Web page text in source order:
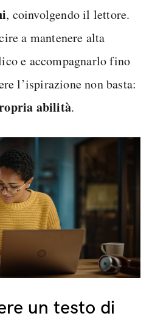
, coinvolgendo il lettore.
a mantenere alta
e accompagnarlo fino
l’ispirazione non basta:
abilità.
un testo di